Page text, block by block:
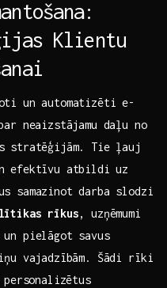
Klientu
un automatizēti e-
neaizstājamu daļu no‌
stratēģijām. Tie ļauj
efektīvu atbildi⁢ uz⁢
samazinot darba slodzi
rīkus, uzņēmumi
pielāgot savus
vajadzībām. Šādi rīki